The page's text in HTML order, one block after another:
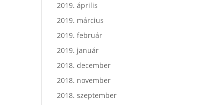
2019. április
2019. március
2019. február
2019. január
2018. december
2018. november
2018. szeptember